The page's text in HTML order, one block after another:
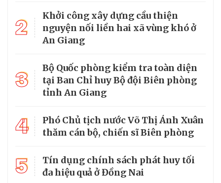
2
Khởi công xây dựng cầu thiện
nguyện nối liền hai xã vùng khó ở
An Giang
3
Bộ Quốc phòng kiểm tra toàn diện
tại Ban Chỉ huy Bộ đội Biên phòng
tỉnh An Giang
4
Phó Chủ tịch nước Võ Thị Ánh Xuân
thăm cán bộ, chiến sĩ Biên phòng
5
Tín dụng chính sách phát huy tối
đa hiệu quả ở Đồng Nai